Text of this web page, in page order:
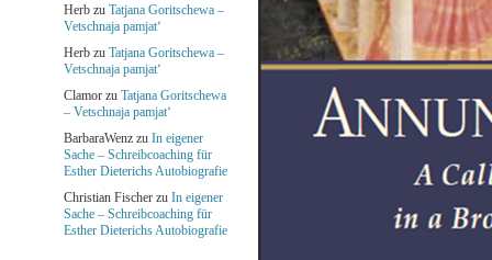
Herbzu Tatjana Goritschewa –
Vetschnaja pamjat‘
Herbzu Tatjana Goritschewa –
Vetschnaja pamjat‘
Clamorzu Tatjana Goritschewa
– Vetschnaja pamjat‘
BarbaraWenzzu In eigener
Sache – Schreibcoaching für
Esther Dieterichs Autobiografie
Christian Fischerzu In eigener
Sache – Schreibcoaching für
Esther Dieterichs Autobiografie